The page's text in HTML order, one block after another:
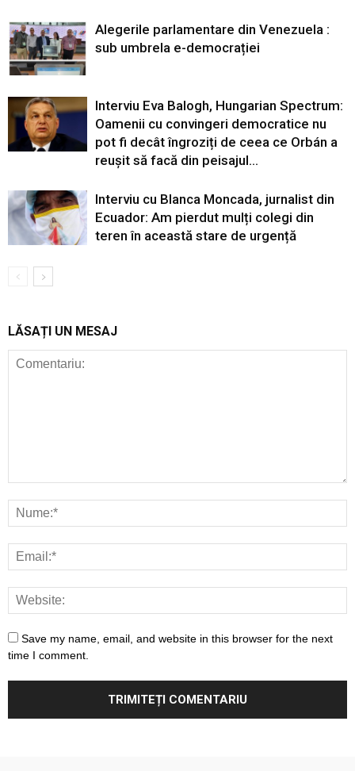
Alegerile parlamentare din Venezuela :
sub umbrela e-democrației
Interviu Eva Balogh, Hungarian Spectrum:
Oamenii cu convingeri democratice nu
pot fi decât îngroziți de ceea ce Orbán a
reușit să facă din peisajul...
Interviu cu Blanca Moncada, jurnalist din
Ecuador: Am pierdut mulți colegi din
teren în această stare de urgență
LĂSAȚI UN MESAJ
Save my name, email, and website in this browser for the next
time I comment.